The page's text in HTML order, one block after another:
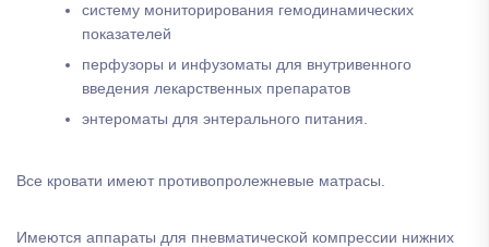
систему мониторирования гемодинамических
показателей
перфузоры и инфузоматы для внутривенного
введения лекарственных препаратов
энтероматы для энтерального питания.
Все кровати имеют противопролежневые матрасы.
Имеются аппараты для пневматической компрессии нижних